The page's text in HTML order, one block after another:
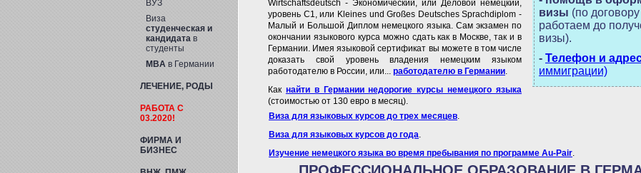
ВУЗ
Виза
студенческая и
кандидата в
студенты
MBA в Германии
ЛЕЧЕНИЕ, РОДЫ
РАБОТА C
03.2020!
ФИРМА И
БИЗНЕС
визы (по
работаем до
визы).
- Телефон и
иммиграции)
Wirtschaftsdeutsch - Экономический, или Деловой немецкий,
уровень С1, или Kleines und Großes Deutsches Sprachdiplom -
Малый и Большой Диплом немецкого языка. Сам экзамен по
окончании языкового курса можно сдать как в Москве, так и в
Германии. Имея языковой сертификат вы можете в том числе
доказать свой уровень владения немецким языком
работодателю в России, или... работодателю в Германии.
Как найти в Германии недорогие курсы немецкого языка
(стоимостью от 130 евро в месяц).
Виза для языковых курсов до трех месяцев.
Виза для языковых курсов до года.
Изучение немецкого языка во время пребывания по программе Au-Pair.